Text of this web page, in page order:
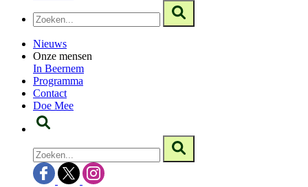
Nieuws
Onze mensen
In Beernem
Programma
Contact
Doe Mee